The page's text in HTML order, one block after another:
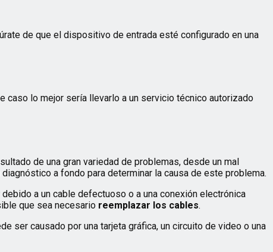
de que el dispositivo de entrada esté configurado en una
caso lo mejor sería llevarlo a un servicio técnico autorizado
de una gran variedad de problemas, desde un mal
a fondo para determinar la causa de este problema.
a un cable defectuoso o a una conexión electrónica
que sea necesario reemplazar los cables.
ser causado por una tarjeta gráfica, un circuito de video o una